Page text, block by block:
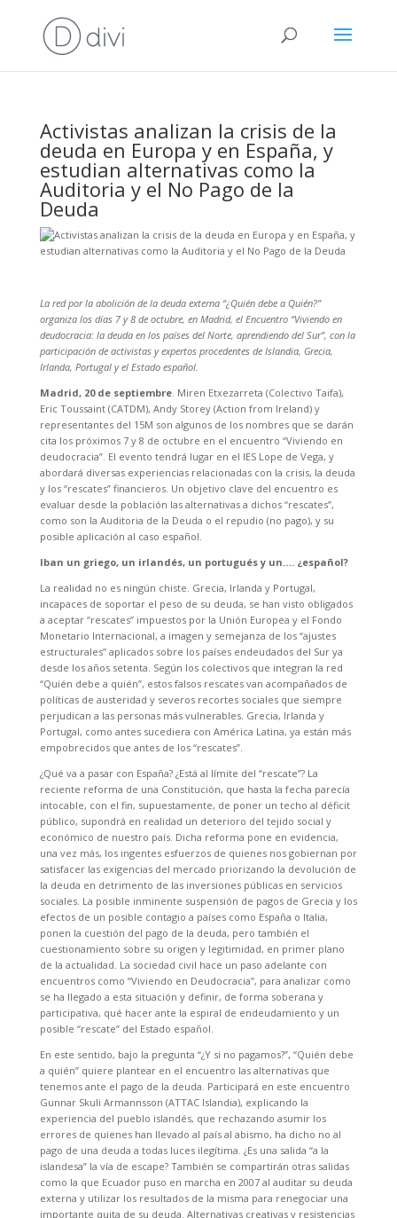
Activistas analizan la crisis de la
deuda en Europa y en España, y
estudian alternativas como la
Auditoria y el No Pago de la
Deuda
La red por la abolición de la deuda externa “¿Quién debe a Quién?”
organiza los días 7 y 8 de octubre, en Madrid, el Encuentro “Viviendo en
deudocracia: la deuda en los países del Norte, aprendiendo del Sur”, con la
participación de activistas y expertos procedentes de Islandia, Grecia,
Irlanda, Portugal y el Estado español.
Madrid, 20 de septiembre. Miren Etxezarreta (Colectivo Taifa),
Eric Toussaint (CATDM), Andy Storey (Action from Ireland) y
representantes del 15M son algunos de los nombres que se darán
cita los próximos 7 y 8 de octubre en el encuentro “Viviendo en
deudocracia”. El evento tendrá lugar en el IES Lope de Vega, y
abordará diversas experiencias relacionadas con la crisis, la deuda
y los “rescates” financieros. Un objetivo clave del encuentro es
evaluar desde la población las alternativas a dichos “rescates”,
como son la Auditoria de la Deuda o el repudio (no pago), y su
posible aplicación al caso español.
Iban un griego, un irlandés, un portugués y un…. ¿español?
La realidad no es ningún chiste. Grecia, Irlanda y Portugal,
incapaces de soportar el peso de su deuda, se han visto obligados
a aceptar “rescates” impuestos por la Unión Europea y el Fondo
Monetario Internacional, a imagen y semejanza de los “ajustes
estructurales” aplicados sobre los países endeudados del Sur ya
desde los años setenta. Según los colectivos que integran la red
“Quién debe a quién”, estos falsos rescates van acompañados de
políticas de austeridad y severos recortes sociales que siempre
perjudican a las personas más vulnerables. Grecia, Irlanda y
Portugal, como antes sucediera con América Latina, ya están más
empobrecidos que antes de los “rescates”.
¿Qué va a pasar con España? ¿Está al límite del “rescate”? La
reciente reforma de una Constitución, que hasta la fecha parecía
intocable, con el fin, supuestamente, de poner un techo al déficit
público, supondrá en realidad un deterioro del tejido social y
económico de nuestro país. Dicha reforma pone en evidencia,
una vez más, los ingentes esfuerzos de quienes nos gobiernan por
satisfacer las exigencias del mercado priorizando la devolución de
la deuda en detrimento de las inversiones públicas en servicios
sociales. La posible inminente suspensión de pagos de Grecia y los
efectos de un posible contagio a países como España o Italia,
ponen la cuestión del pago de la deuda, pero también el
cuestionamiento sobre su origen y legitimidad, en primer plano
de la actualidad. La sociedad civil hace un paso adelante con
encuentros como “Viviendo en Deudocracia”, para analizar como
se ha llegado a esta situación y definir, de forma soberana y
participativa, qué hacer ante la espiral de endeudamiento y un
posible “rescate” del Estado español.
En este sentido, bajo la pregunta “¿Y si no pagamos?”, “Quién debe
a quién” quiere plantear en el encuentro las alternativas que
tenemos ante el pago de la deuda. Participará en este encuentro
Gunnar Skuli Armannsson (ATTAC Islandia), explicando la
experiencia del pueblo islandés, que rechazando asumir los
errores de quienes han llevado al país al abismo, ha dicho no al
pago de una deuda a todas luces ilegítima. ¿Es una salida “a la
islandesa” la vía de escape? También se compartirán otras salidas
como la que Ecuador puso en marcha en 2007 al auditar su deuda
externa y utilizar los resultados de la misma para renegociar una
importante quita de su deuda. Alternativas creativas y resistencias